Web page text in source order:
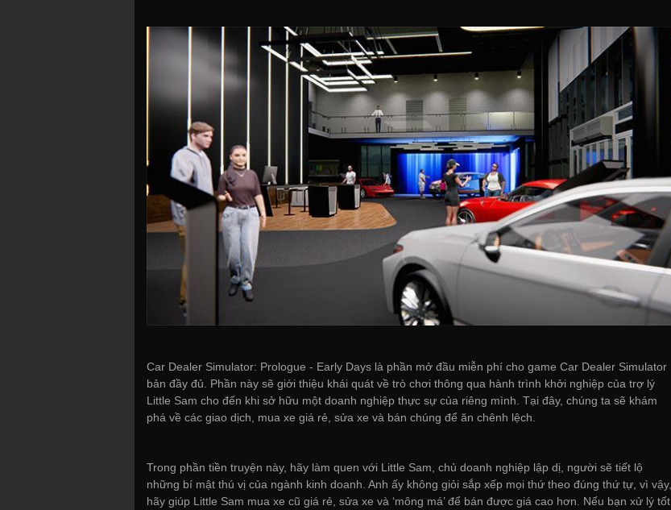
Car Dealer Simulator: Prologue - Early Days là phần mở đầu miễn phí cho game Car Dealer Simulator
bản đầy đủ. Phần này sẽ giới thiệu khái quát về trò chơi thông qua hành trình khởi nghiệp của trợ lý
Little Sam cho đến khi sở hữu một doanh nghiệp thực sự của riêng mình. Tại đây, chúng ta sẽ khám
phá về các giao dịch, mua xe giá rẻ, sửa xe và bán chúng để ăn chênh lệch.
Trong phần tiền truyện này, hãy làm quen với Little Sam, chủ doanh nghiệp lập dị, người sẽ tiết lộ
những bí mật thú vị của ngành kinh doanh. Anh ấy không giỏi sắp xếp mọi thứ theo đúng thứ tự, vì vậy,
hãy giúp Little Sam mua xe cũ giá rẻ, sửa xe và ‘mông má’ để bán được giá cao hơn. Nếu bạn xử lý tốt